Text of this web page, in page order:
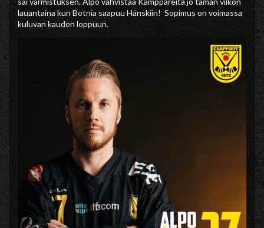
lauantaina kun Botnia saapuu Hänskiin! Sopimus on voimassa
kuluvan kauden loppuun.